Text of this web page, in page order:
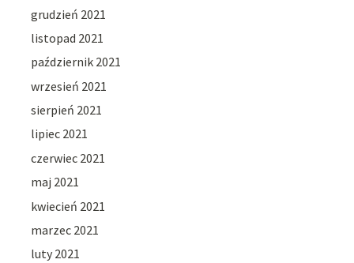
grudzień 2021
listopad 2021
październik 2021
wrzesień 2021
sierpień 2021
lipiec 2021
czerwiec 2021
maj 2021
kwiecień 2021
marzec 2021
luty 2021